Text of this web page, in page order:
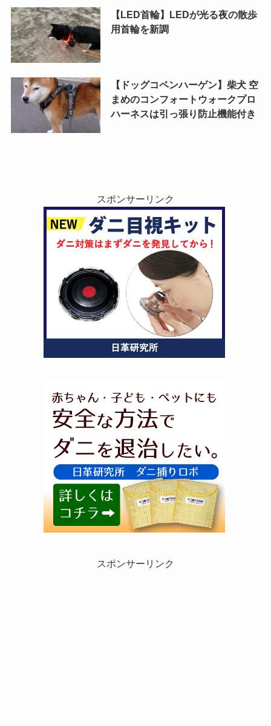
【LED首輪】LEDが光る夜の散歩
用首輪を新調
【ドッグコペンハーゲン】柴犬 空
まめのコンフォートウォークプロ
ハーネスは引っ張り防止機能付き
スポンサーリンク
スポンサーリンク